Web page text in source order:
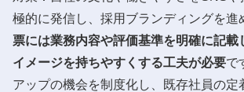
極的に発信し、採用ブランディングを進
票には業務内容や評価基準を明確に記載
イメージを持ちやすくする工夫が必要で
アップの機会を制度化し、既存社員の定